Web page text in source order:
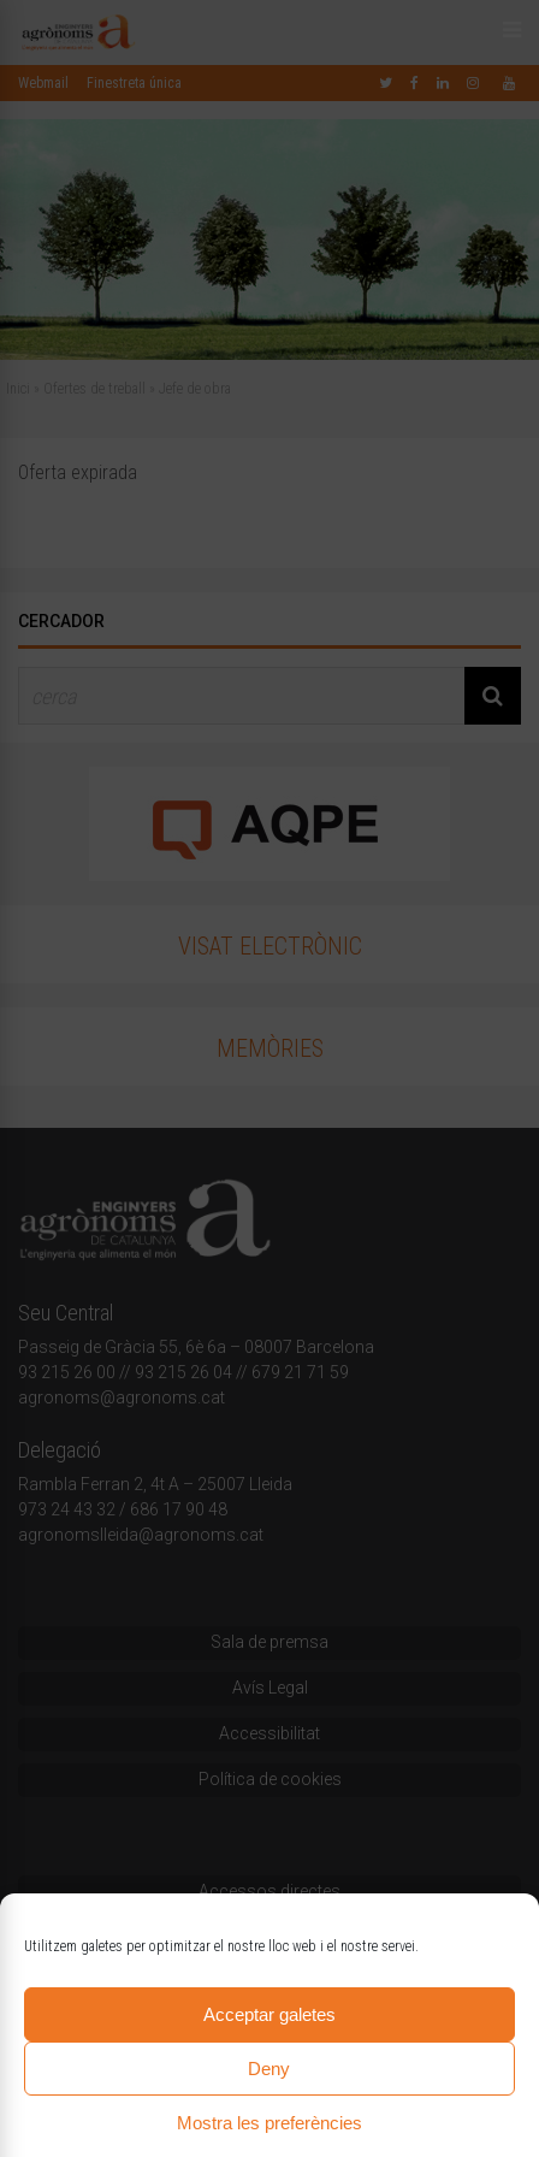
Utilitzem galetes per optimitzar el nostre lloc web i el nostre servei.
Acceptar galetes
Deny
Mostra les preferències
Webmail Finestreta única
Oferta expirada
CERCADOR
VISAT ELECTRÒNIC
MEMÒRIES
Seu Central
Passeig de Gràcia 55, 6è 6a – 08007 Barcelona
93 215 26 00 // 93 215 26 04 // 679 21 71 59
agronoms@agronoms.cat
Delegació
Rambla Ferran 2, 4t A – 25007 Lleida
973 24 43 32 / 686 17 90 48
agronomslleida@agronoms.cat
Sala de premsa
Avís Legal
Accessibilitat
Política de cookies
Accessos directes
Codi deontològic
Logotips oficials